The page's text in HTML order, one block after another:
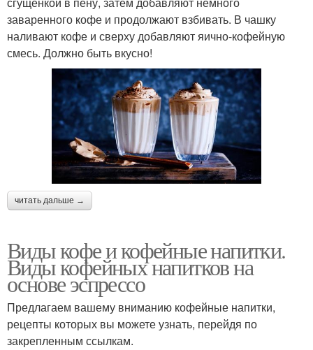
заваренного кофе и продолжают взбивать. В чашку
наливают кофе и сверху добавляют яично-кофейную
смесь. Должно быть вкусно!
читать дальше →
Виды кофе и кофейные напитки.
Виды кофейных напитков на
основе эспрессо
Предлагаем вашему вниманию кофейные напитки,
рецепты которых вы можете узнать, перейдя по
закрепленным ссылкам.